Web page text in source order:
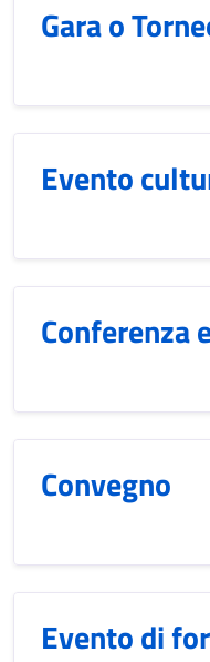
Gara o
Evento
Conferenza
Convegno
Evento di